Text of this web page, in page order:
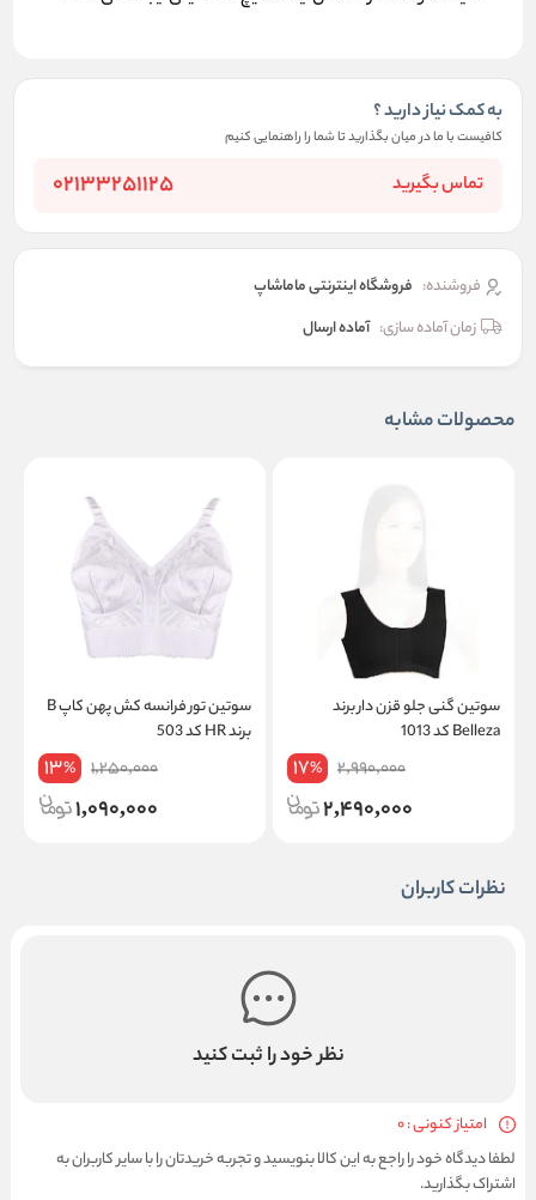
به کمک نیاز دارید ؟
کافیست با ما در میان بگذارید تا شما را راهنمایی کنیم
تماس بگیرید 02133251125
فروشنده: فروشگاه اینترنتی ماماشاپ
زمان آماده سازی: آماده ارسال
محصولات مشابه
سوتین گنی جلو قزن دار برند
Belleza کد 1013
2,990,000
17%
2,490,000
سوتین تور فرانسه کش پهن کاپ B
برند HR کد 503
1,250,000
13%
1,090,000
نظرات کاربران
نظر خود را ثبت کنید
امتیاز کنونی : 0
لطفا دیدگاه خود را راجع به این کالا بنویسید و تجربه خریدتان را با سایر کاربران به
اشتراک بگذارید.